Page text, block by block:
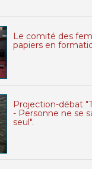
Le comité des
papiers en
Projection-débat
- Personne ne se
seul".